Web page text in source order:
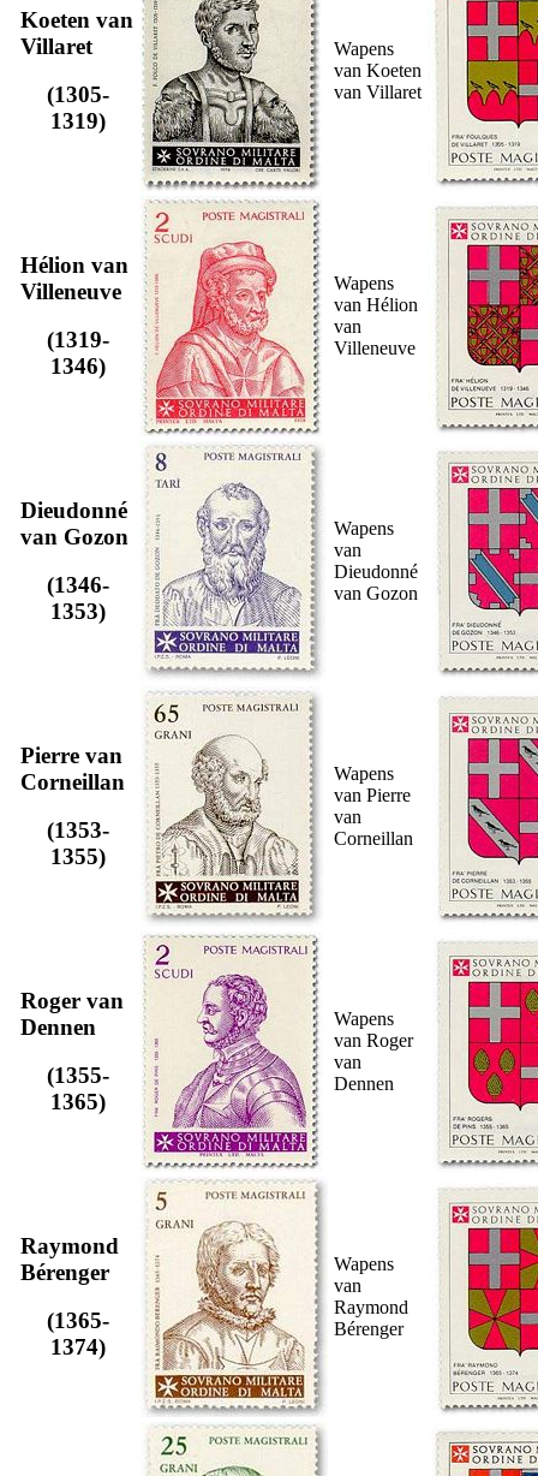
Koeten van
Villaret
(1305-
1319)
Wapens
van Koeten
van Villaret
Hélion van
Villeneuve
(1319-
1346)
Wapens
van Hélion
van
Villeneuve
Dieudonné
van Gozon
(1346-
1353)
Wapens
van
Dieudonné
van Gozon
Pierre van
Corneillan
(1353-
1355)
Wapens
van Pierre
van
Corneillan
Roger van
Dennen
(1355-
1365)
Wapens
van Roger
van
Dennen
Raymond
Bérenger
(1365-
1374)
Wapens
van
Raymond
Bérenger